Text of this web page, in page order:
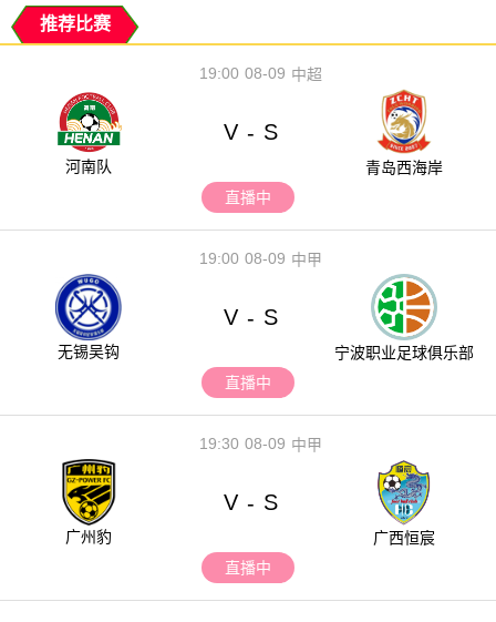
推荐比赛
08-09
19:00 中超
河南队
V - S
青岛西海岸
直播中
08-09
19:00 中甲
无锡吴钩
V - S
宁波职业足球俱乐部
直播中
08-09
19:30 中甲
广州豹
V - S
广西恒宸
直播中